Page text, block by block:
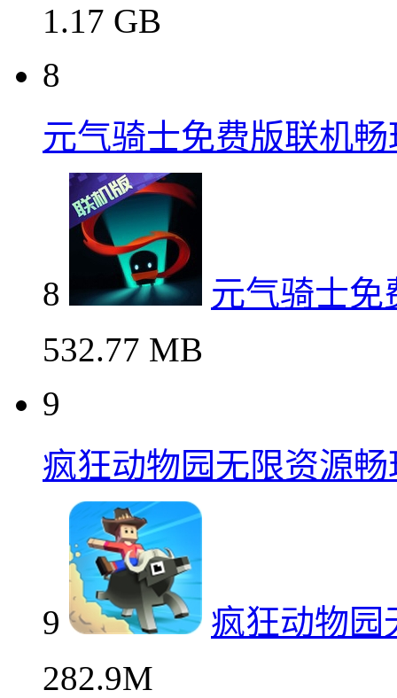
1.17 GB
8
元气骑士免费版联机
8
元气骑士免
532.77 MB
9
疯狂动物园无限资源畅
9
疯狂动物园
282.9M